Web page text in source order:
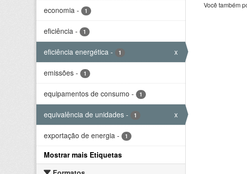
economia - 1
eficiência - 1
eficiência energética - 1 x
emissões - 1
equipamentos de consumo - 1
equivalência de unidades - 1 x
exportação de energia - 1
Mostrar mais Etiquetas
Você também